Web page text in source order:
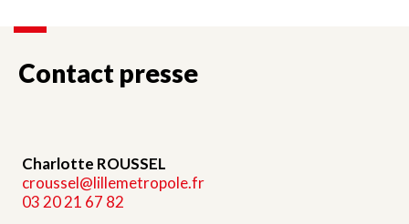
Contact presse
Charlotte ROUSSEL
croussel@lillemetropole.fr
03 20 21 67 82